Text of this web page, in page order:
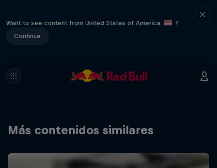
Want to see content from United States of America
?
Continue
Más contenidos similares